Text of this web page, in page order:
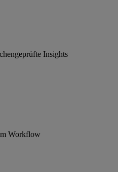
Insights
Workflow